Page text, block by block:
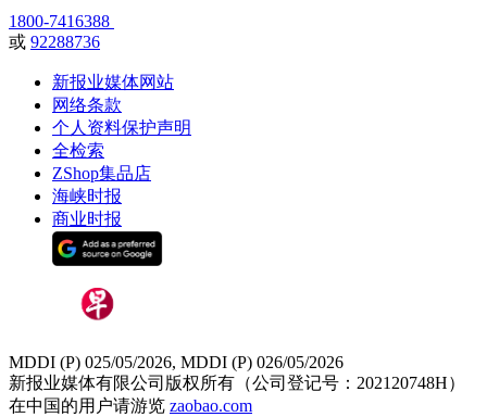
1800-7416388
或 92288736
新报业媒体网站
网络条款
个人资料保护声明
全检索
ZShop集品店
海峡时报
商业时报
MDDI (P) 025/05/2026, MDDI (P) 026/05/2026
新报业媒体有限公司版权所有（公司登记号：202120748H）
在中国的用户请游览 zaobao.com